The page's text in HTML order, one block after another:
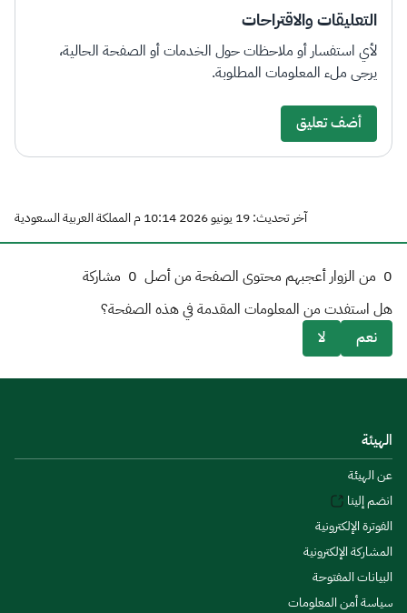
التعليقات والاقتراحات
لأي استفسار أو ملاحظات حول الخدمات أو الصفحة الحالية،
يرجى ملء المعلومات المطلوبة.
أضف تعليق
آخر تحديث: 19 يونيو 2026 10:14 م المملكة العربية السعودية
0 من الزوار أعجبهم محتوى الصفحة من أصل 0 مشاركة
هل استفدت من المعلومات المقدمة في هذه الصفحة؟
نعم
لا
الهيئة
عن الهيئة
انضم إلينا
الفوترة الإلكترونية
المشاركة الإلكترونية
البيانات المفتوحة
سياسة أمن المعلومات